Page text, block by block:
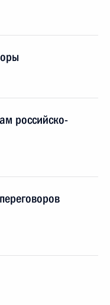
российско-